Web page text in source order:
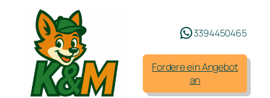
springen
3394450465
Fordere ein Angebot
an